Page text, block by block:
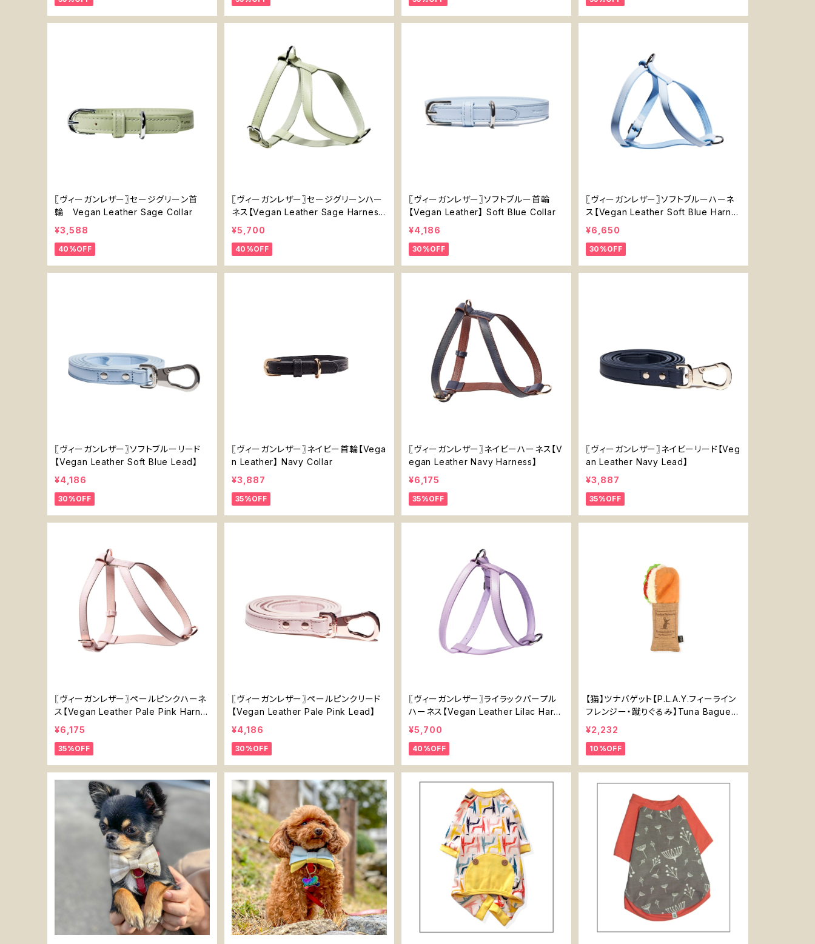
〖ヴィーガンレザー〗セージグリーン首
輪 Vegan Leather Sage Collar
¥3,588
40%OFF
〖ヴィーガンレザー〗セージグリーンハー
ネス【Vegan Leather Sage Harnes
s】
¥5,700
40%OFF
〖ヴィーガンレザー〗ソフトブルー首輪
【Vegan Leather】 Soft Blue Collar
¥4,186
30%OFF
〖ヴィーガンレザー〗ソフトブルーハーネ
ス【Vegan Leather Soft Blue Harne
ss】
¥6,650
30%OFF
〖ヴィーガンレザー〗ソフトブルーリード
【Vegan Leather Soft Blue Lead】
¥4,186
30%OFF
〖ヴィーガンレザー〗ネイビー首輪【Vega
n Leather】 Navy Collar
¥3,887
35%OFF
〖ヴィーガンレザー〗ネイビーハーネス【V
egan Leather Navy Harness】
¥6,175
35%OFF
〖ヴィーガンレザー〗ネイビーリード【Veg
an Leather Navy Lead】
¥3,887
35%OFF
〖ヴィーガンレザー〗ペールピンクハーネ
ス【Vegan Leather Pale Pink Harne
ss】
¥6,175
35%OFF
〖ヴィーガンレザー〗ペールピンクリード
【Vegan Leather Pale Pink Lead】
¥4,186
30%OFF
〖ヴィーガンレザー〗ライラックパープル
ハーネス【Vegan Leather Lilac Harn
ess】
¥5,700
40%OFF
【猫】ツナバゲット【P.L.A.Y.フィーライン
フレンジー・蹴りぐるみ】Tuna Baguett
e for Cats【P.L.A.Y Feline Frenzy ・K
icker Toy】
¥2,232
10%OFF